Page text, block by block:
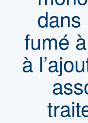
dans
fumé
à